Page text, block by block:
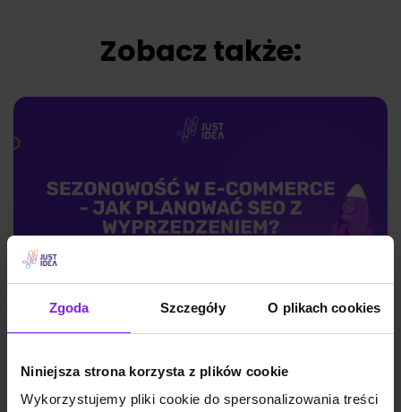
Zgoda Szczegóły O plikach cookies
Niniejsza strona korzysta z plików cookie
Wykorzystujemy pliki cookie do spersonalizowania treści
Zobacz także:
Sezonowość w e-commerce – jak
planować SEO z wyprzedzeniem?